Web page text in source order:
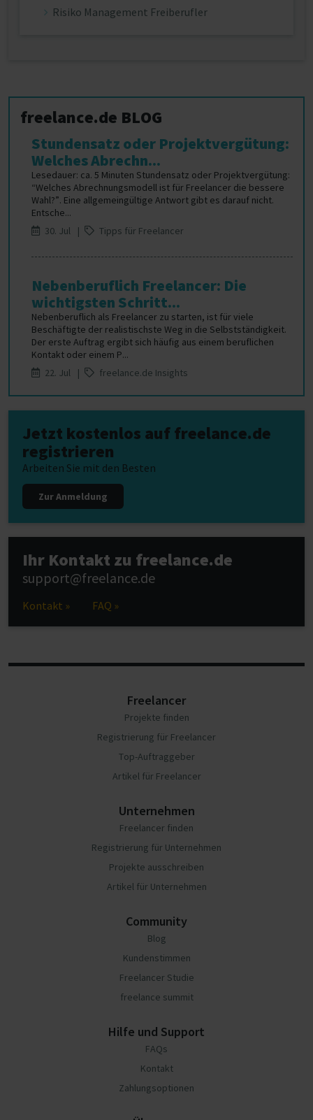
Risiko Management Freiberufler
freelance.de BLOG
Stundensatz oder Projektvergütung:
Welches Abrechn...
Lesedauer: ca. 5 Minuten Stundensatz oder Projektvergütung:
“Welches Abrechnungsmodell ist für Freelancer die bessere
Wahl?”. Eine allgemeingültige Antwort gibt es darauf nicht.
Entsche...
30. Jul |
Tipps für Freelancer
Nebenberuflich Freelancer: Die
wichtigsten Schritt...
Nebenberuflich als Freelancer zu starten, ist für viele
Beschäftigte der realistischste Weg in die Selbstständigkeit.
Der erste Auftrag ergibt sich häufig aus einem beruflichen
Kontakt oder einem P...
22. Jul |
freelance.de Insights
Jetzt kostenlos auf freelance.de
registrieren
Arbeiten Sie mit den Besten
Zur Anmeldung
Ihr Kontakt zu freelance.de
support@freelance.de
Kontakt » FAQ »
Freelancer
Projekte finden
Registrierung für Freelancer
Top-Auftraggeber
Artikel für Freelancer
Unternehmen
Freelancer finden
Registrierung für Unternehmen
Projekte ausschreiben
Artikel für Unternehmen
Community
Blog
Kundenstimmen
Freelancer Studie
freelance summit
Hilfe und Support
FAQs
Kontakt
Zahlungsoptionen